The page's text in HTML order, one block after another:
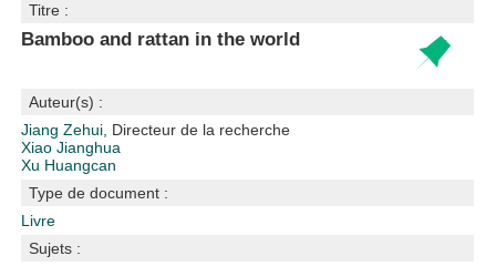
Titre :
Bamboo and rattan in the world
Auteur(s) :
Jiang Zehui , Directeur de la recherche
Xiao Jianghua
Xu Huangcan
Type de document :
Livre
Sujets :